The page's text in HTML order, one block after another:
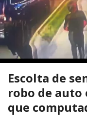
Escolta de
robo de
que